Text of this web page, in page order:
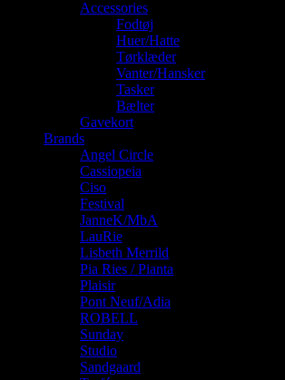
Accessories
Fodtøj
Huer/Hatte
Tørklæder
Vanter/Hansker
Tasker
Bælter
Gavekort
Brands
Angel Circle
Cassiopeia
Ciso
Festival
JanneK/MbA
LauRie
Lisbeth Merrild
Pia Ries / Pianta
Plaisir
Pont Neuf/Adia
ROBELL
Sunday
Studio
Sandgaard